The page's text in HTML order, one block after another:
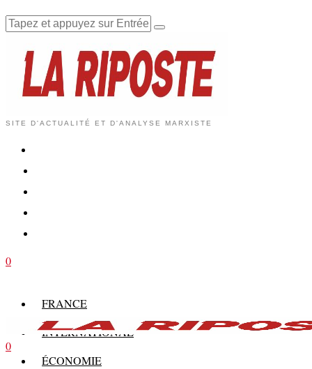
SITE D'ACTUALITÉ ET D'ANALYSE MARXISTE
0
FRANCE
INTERNATIONAL
ÉCONOMIE
0